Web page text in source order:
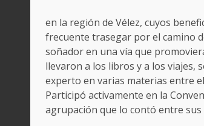
en la región de Vélez, cuyos
frecuente trasegar por el camino
soñador en una vía que
llevaron a los libros y a los viajes,
experto en varias materias entre
Participó activamente en la
agrupación que lo contó entre